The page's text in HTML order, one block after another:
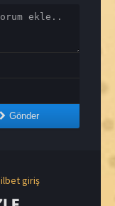
Gönder
ilbet giriş